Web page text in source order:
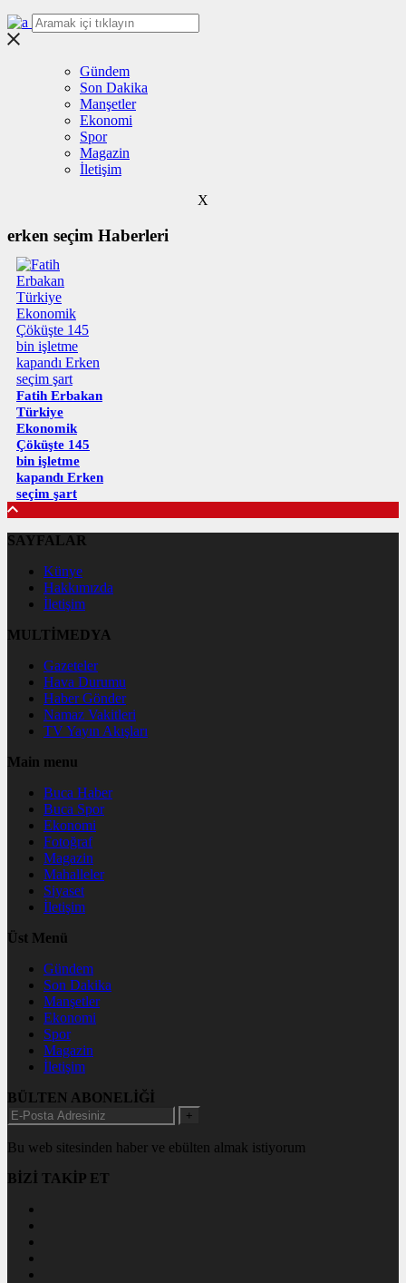
Gündem
Son Dakika
Manşetler
Ekonomi
Spor
Magazin
İletişim
X
erken seçim Haberleri
Fatih Erbakan
Türkiye
Ekonomik
Çöküşte 145
bin işletme
kapandı Erken
seçim şart
SAYFALAR
Künye
Hakkımızda
İletişim
MULTİMEDYA
Gazeteler
Hava Durumu
Haber Gönder
Namaz Vakitleri
TV Yayın Akışları
Main menu
Buca Haber
Buca Spor
Ekonomi
Fotoğraf
Magazin
Mahalleler
Siyaset
İletişim
Üst Menü
Gündem
Son Dakika
Manşetler
Ekonomi
Spor
Magazin
İletişim
BÜLTEN ABONELİĞİ
+
Bu web sitesinden haber ve ebülten almak istiyorum
BİZİ TAKİP ET